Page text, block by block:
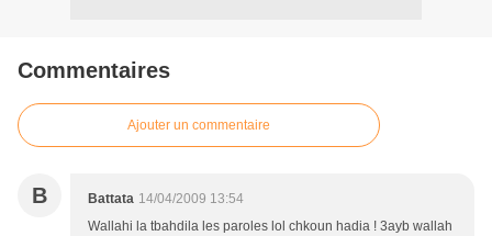
Commentaires
Ajouter un commentaire
B Battata 14/04/2009 13:54
Wallahi la tbahdila les paroles lol chkoun hadia ! 3ayb wallah